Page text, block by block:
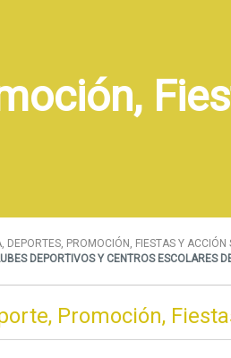
DEPORTES, PROMOCIÓN, FIESTAS Y ACCIÓN
DEPORTIVOS Y CENTROS ESCOLARES
Promoción,